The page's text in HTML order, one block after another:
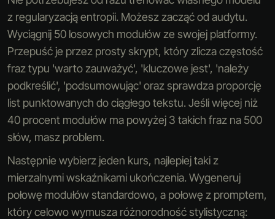
z regularyzacją entropii. Możesz zacząć od audytu.
Wyciągnij 50 losowych modułów ze swojej platformy.
Przepuść je przez prosty skrypt, który zlicza częstość
fraz typu 'warto zauważyć', 'kluczowe jest', 'należy
podkreślić', 'podsumowując' oraz sprawdza proporcję
list punktowanych do ciągłego tekstu. Jeśli więcej niż
40 procent modułów ma powyżej 3 takich fraz na 500
słów, masz problem.
Następnie wybierz jeden kurs, najlepiej taki z
mierzalnymi wskaźnikami ukończenia. Wygeneruj
połowę modułów standardowo, a połowę z promptem,
który celowo wymusza różnorodność stylistyczną: